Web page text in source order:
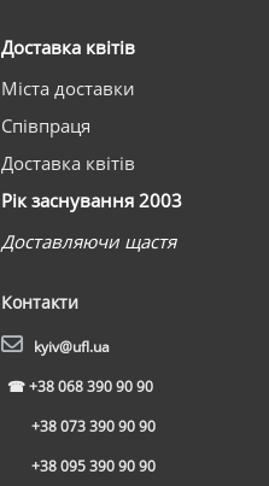
Доставка квітів
Міста доставки
Співпраця
Доставка квітів
Рік заснування 2003
Доставляючи щастя
Контакти
kyiv@ufl.ua
☎+38 068 390 90 90
+38 073 390 90 90
+38 095 390 90 90